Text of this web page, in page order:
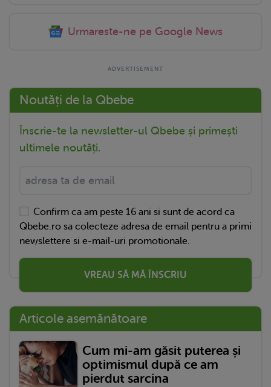
Urmareste-ne pe Google News
Noutăți de la Qbebe
Înscrie-te la newsletter-ul Qbebe și primești
ultimele noutăți.
Confirm ca am peste 16 ani si sunt de acord ca
Qbebe.ro sa colecteze adresa de email pentru a primi
newslettere si e-mail-uri promotionale.
VREAU SĂ MĂ ÎNSCRIU
Articole asemănătoare
Cum mi-am găsit puterea și
optimismul după ce am
pierdut sarcina